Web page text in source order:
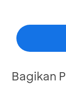
Bagikan